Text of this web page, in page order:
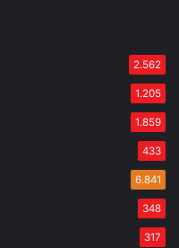
2.562
1.205
1.859
433
6.841
348
317